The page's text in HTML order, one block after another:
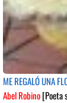
ME REGALÓ UNA
Abel Robino[Poeta